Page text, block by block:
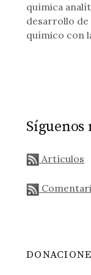
química
desarrollo de
químico con
Síguenos
Artículos